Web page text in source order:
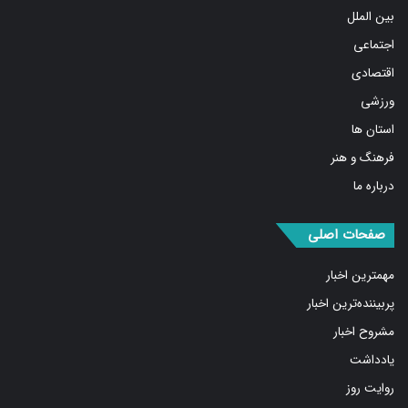
بین الملل
اجتماعی
اقتصادی
ورزشی
استان ها
فرهنگ و هنر
درباره ما
صفحات اصلی
مهمترین اخبار
پربیننده‌ترین اخبار
مشروح اخبار
یادداشت
روایت روز